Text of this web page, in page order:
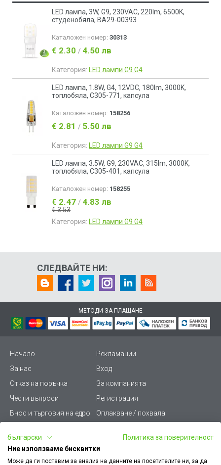
LED лампа, 3W, G9, 230VAC, 220lm, 6500K,
студенобяла, BA29-00393
Каталожен номер: 30313
€ 2.30 / 4.50 лв
Категория: LED лампи G9 G4
LED лампа, 1.8W, G4, 12VDC, 180lm, 3000K,
топлобяла, C305-771, капсула
Каталожен номер: 158256
€ 2.81 / 5.50 лв
Категория: LED лампи G9 G4
LED лампа, 3.5W, G9, 230VAC, 315lm, 3000K,
топлобяла, C305-401, капсула
Каталожен номер: 158255
€ 2.47 / 4.83 лв
€ 3.53
Категория: LED лампи G9 G4
СЛЕДВАЙТЕ НИ:
МЕТОДИ ЗА ПЛАЩАНЕ
Начало
Рекламации
За нас
Вход
Отказ на поръчка
За компанията
Чести въпроси
Регистрация
Внос и търговия на едро
Оплакване / похвала
Условия за ползване
Стани дистрибутор
български
Политика за поверителност
Ние използваме бисквитки
Може да ги поставим за анализ на данните на посетителите ни, за да